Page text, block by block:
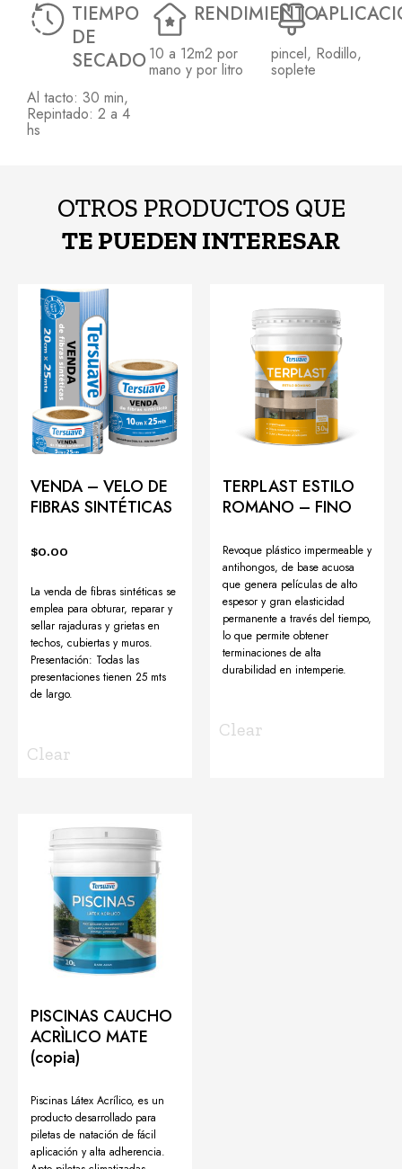
TIEMPO
DE
SECADO
Al tacto: 30 min,
Repintado: 2 a 4
hs
RENDIMIENTO
10 a 12m2 por
mano y por litro
pincel, Rodillo,
soplete
OTROS PRODUCTOS QUE
TE PUEDEN INTERESAR
VENDA – VELO DE
FIBRAS SINTÉTICAS
$0.00
La venda de fibras sintéticas se
emplea para obturar, reparar y
sellar rajaduras y grietas en
techos, cubiertas y muros.
Presentación: Todas las
presentaciones tienen 25 mts
de largo.
Clear
TERPLAST ESTILO
ROMANO – FINO
Revoque plástico impermeable y
antihongos, de base acuosa
que genera películas de alto
espesor y gran elasticidad
permanente a través del tiempo,
lo que permite obtener
terminaciones de alta
durabilidad en intemperie.
Clear
PISCINAS CAUCHO
ACRÌLICO MATE
(copia)
Piscinas Látex Acrílico, es un
producto desarrollado para
piletas de natación de fácil
aplicación y alta adherencia.